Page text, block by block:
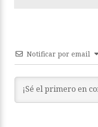
Notificar por email